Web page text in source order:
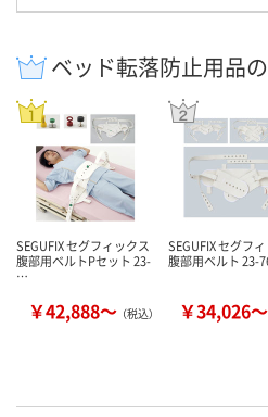
ベッド転落防止用品
SEGUFIX セグフィックス
腹部用ベルトPセット 23-
…
￥42,888～ （税込）
SEGUFIX セグフ
腹部用ベルト 23-
￥34,026～